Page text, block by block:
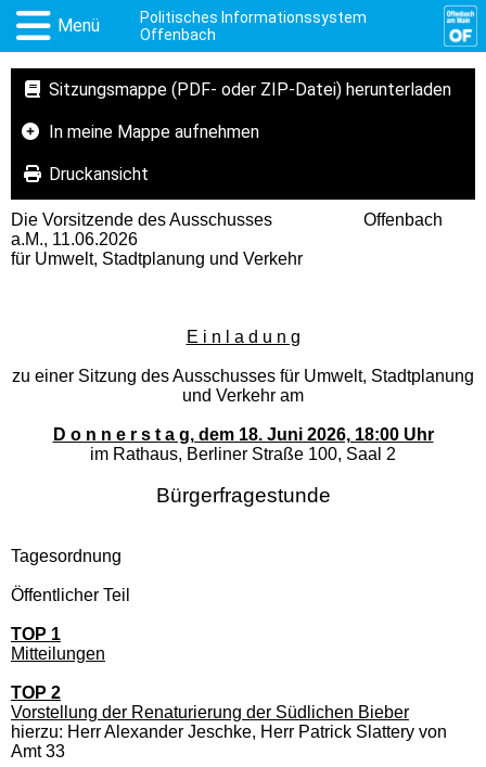
Menü
Politisches Informationssystem
Offenbach
Sitzungsmappe (PDF- oder ZIP-Datei) herunterladen
In meine Mappe aufnehmen
Druckansicht
Die Vorsitzende des Ausschusses Offenbach
a.M., 11.06.2026
für Umwelt, Stadtplanung und Verkehr
E i n l a d u n g
zu einer Sitzung des Ausschusses für Umwelt, Stadtplanung
und Verkehr am
D o n n e r s t a g, dem 18. Juni 2026, 18:00 Uhr
im Rathaus, Berliner Straße 100, Saal 2
Bürgerfragestunde
Tagesordnung
Öffentlicher Teil
TOP 1
Mitteilungen
TOP 2
Vorstellung der Renaturierung der Südlichen Bieber
hierzu: Herr Alexander Jeschke, Herr Patrick Slattery von
Amt 33